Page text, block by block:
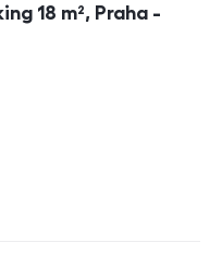
18 m², Praha -